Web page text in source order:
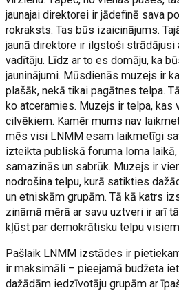
jaunajai direktorei ir jādefinē sava
rokraksts. Tas būs izaicinājums.
jaunā direktore ir ilgstoši strādājusi
vadītāju. Līdz ar to es domāju, ka
jauninājumi. Mūsdienās muzejs ir
plašāk, nekā tikai pagātnes telpa.
ko atceramies. Muzejs ir telpa, kas
cilvēkiem. Kamēr mums nav
mēs visi LNMM esam laikmetīgi
izteikta publiskā foruma loma
samazinās un sabrūk. Muzejs ir
nodrošina telpu, kurā satikties
un etniskām grupām. Tā kā katrs
zināmā mērā ar savu uztveri ir arī
kļūst par demokrātisku telpu
Pašlaik LNMM izstādes ir
ir maksimāli – pieejamā budžeta
dažādām iedzīvotāju grupām ar